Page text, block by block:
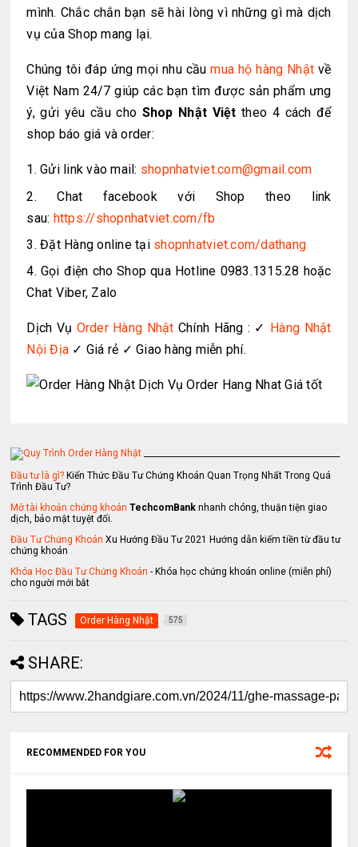
mình. Chắc chắn bạn sẽ hài lòng vì những gì mà dịch
vụ của Shop mang lại.
Chúng tôi đáp ứng mọi nhu cầumua hộ hàng Nhật về
Việt Nam 24/7 giúp các bạn tìm được sản phẩm ưng
ý, gửi yêu cầu cho Shop Nhật Việt theo 4 cách để
shop báo giá và order:
Gửi link vào mail: shopnhatviet.com@gmail.com
Chat facebook với Shop theo link
sau: https://shopnhatviet.com/fb
Đặt Hàng online tại shopnhatviet.com/dathang
Gọi điện cho Shop qua Hotline 0983.1315.28 hoặc
Chat Viber, Zalo
Dịch Vụ Order Hàng Nhật Chính Hãng : ✓
Hàng Nhật
Nội Địa ✓ Giá rẻ ✓ Giao hàng miễn phí.
Đầu tư là gì? Kiến Thức Đầu Tư Chứng Khoán Quan Trọng Nhất Trong Quá
Trình Đầu Tư?
Mở tài khoản chứng khoán TechcomBanknhanh chóng, thuận tiện giao
dịch, bảo mật tuyệt đối.
Đầu Tư Chứng Khoán Xu Hướng Đầu Tư 2021 Hướng dẫn kiếm tiền từ đầu tư
chứng khoán
Khóa Học Đầu Tư Chứng Khoán - Khóa học chứng khoán online (miễn phí)
cho người mới bắt
TAGS Order Hàng Nhật 575
SHARE:
RECOMMENDED FOR YOU